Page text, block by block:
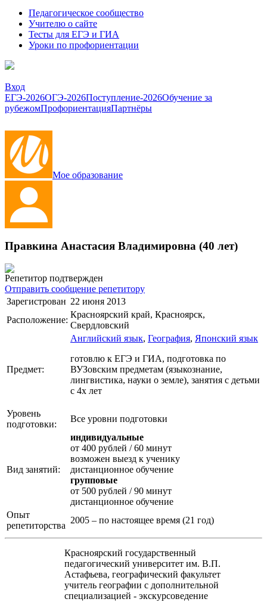
Педагогическое сообщество
Учителю о сайте
Тесты для ЕГЭ и ГИА
Уроки по профориентации
Вход
ЕГЭ-2026ОГЭ-2026Поступление-2026Обучение за
рубежомПрофориентацияПартнёры
Мое образование
Правкина Анастасия Владимировна (40 лет)
Репетитор подтвержден
Отправить сообщение репетитору
Зарегистрован 22 июня 2013
Расположение:
Красноярский край, Красноярск,
Свердловский
Предмет:
Английский язык, География, Японский язык
готовлю к ЕГЭ и ГИА, подготовка по
ВУЗовским предметам (языкознание,
лингвистика, науки о земле), занятия с детьми
с 4х лет
Уровень
подготовки:
Все уровни подготовки
Вид занятий:
индивидуальные
от 400 рублей / 60 минут
возможен выезд к ученику
дистанционное обучение
групповые
от 500 рублей / 90 минут
дистанционное обучение
Опыт
репетиторства
2005 – по настоящее время (21 год)
Красноярский государственный
педагогический университет им. В.П.
Астафьева, географический факультет
учитель географии с дополнительной
специализацией - экскурсоведение